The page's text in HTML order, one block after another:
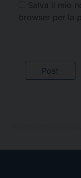
Salva il mio
browser per la